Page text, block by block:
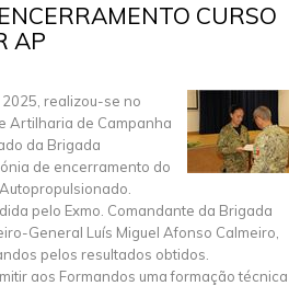
CURSO
AP
realizou-se no
Artilharia de Campanha
da Brigada
de encerramento do
pelo Exmo. Comandante da Brigada
General Luís Miguel Afonso Calmeiro,
pelos resultados obtidos.
aos Formandos uma formação técnica